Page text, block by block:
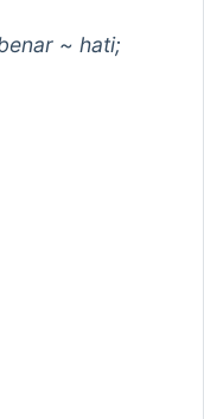
~ hati;